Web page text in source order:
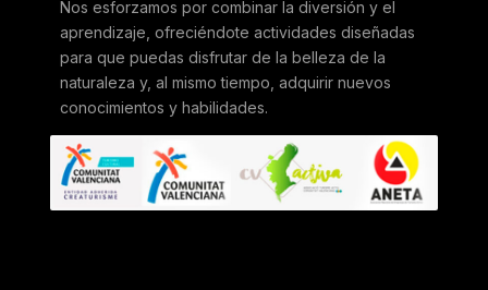
Nos esforzamos por combinar la diversión y el
aprendizaje, ofreciéndote actividades diseñadas
para que puedas disfrutar de la belleza de la
naturaleza y, al mismo tiempo, adquirir nuevos
conocimientos y habilidades.